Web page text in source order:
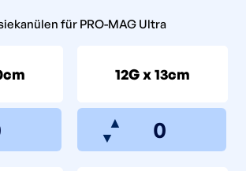
für PRO-MAG Ultra
12G x 13cm
▲
▼